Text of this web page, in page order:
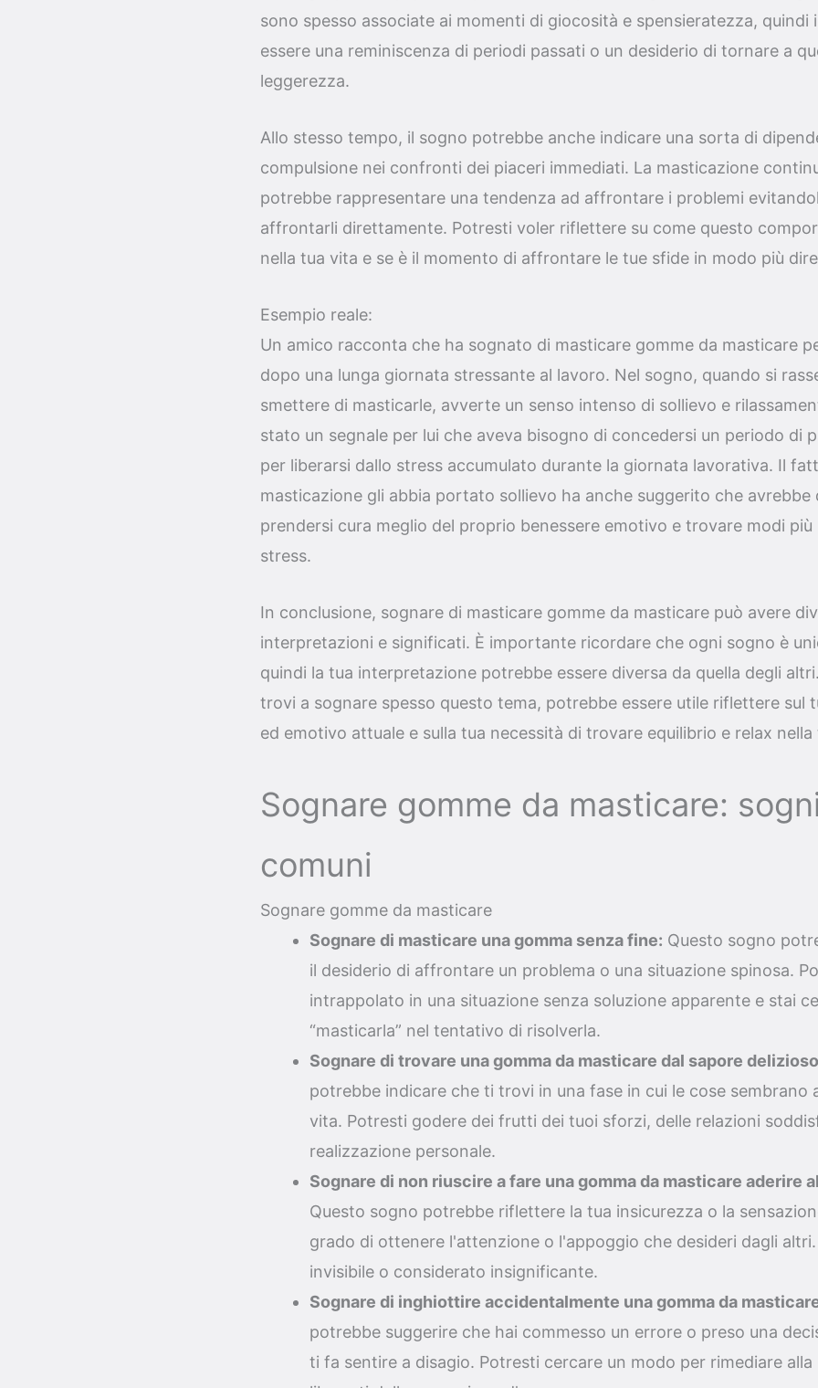
sono spesso associate ai momenti di giocosità e spensieratezza, quindi
essere una reminiscenza di periodi passati o un desiderio di tornare a
leggerezza.
Allo stesso tempo, il sogno potrebbe anche indicare una sorta di
compulsione nei confronti dei piaceri immediati. La masticazione
potrebbe rappresentare una tendenza ad affrontare i problemi
affrontarli direttamente. Potresti voler riflettere su come questo
nella tua vita e se è il momento di affrontare le tue sfide in modo più
Esempio reale:
Un amico racconta che ha sognato di masticare gomme da masticare
dopo una lunga giornata stressante al lavoro. Nel sogno, quando si
smettere di masticarle, avverte un senso intenso di sollievo e
stato un segnale per lui che aveva bisogno di concedersi un periodo di
per liberarsi dallo stress accumulato durante la giornata lavorativa. Il
masticazione gli abbia portato sollievo ha anche suggerito che avrebbe
prendersi cura meglio del proprio benessere emotivo e trovare modi più
stress.
In conclusione, sognare di masticare gomme da masticare può avere
interpretazioni e significati. È importante ricordare che ogni sogno è
quindi la tua interpretazione potrebbe essere diversa da quella degli
trovi a sognare spesso questo tema, potrebbe essere utile riflettere sul
ed emotivo attuale e sulla tua necessità di trovare equilibrio e relax nella
Sognare gomme da masticare:
comuni
Sognare gomme da masticare
Sognare di masticare una gomma senza fine: Questo sogno
il desiderio di affrontare un problema o una situazione spinosa.
intrappolato in una situazione senza soluzione apparente e stai
“masticarla” nel tentativo di risolverla.
Sognare di trovare una gomma da masticare dal sapore
potrebbe indicare che ti trovi in una fase in cui le cose sembrano
vita. Potresti godere dei frutti dei tuoi sforzi, delle relazioni
realizzazione personale.
Sognare di non riuscire a fare una gomma da masticare aderire
Questo sogno potrebbe riflettere la tua insicurezza o la
grado di ottenere l'attenzione o l'appoggio che desideri dagli
invisibile o considerato insignificante.
Sognare di inghiottire accidentalmente una gomma da
potrebbe suggerire che hai commesso un errore o preso una
ti fa sentire a disagio. Potresti cercare un modo per rimediare alla